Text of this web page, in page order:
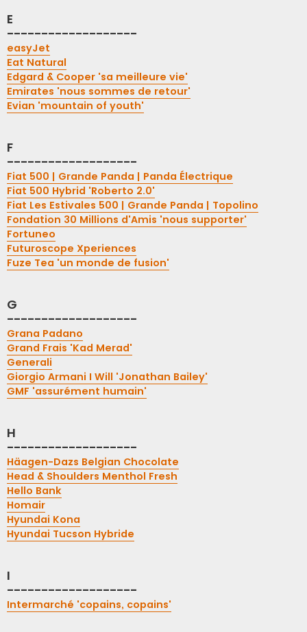
E
-------------------
easyJet
Eat Natural
Edgard & Cooper 'sa meilleure vie'
Emirates 'nous sommes de retour'
Evian 'mountain of youth'
F
-------------------
Fiat 500 | Grande Panda | Panda Électrique
Fiat 500 Hybrid 'Roberto 2.0'
Fiat Les Estivales 500 | Grande Panda | Topolino
Fondation 30 Millions d'Amis 'nous supporter'
Fortuneo
Futuroscope Xperiences
Fuze Tea 'un monde de fusion'
G
-------------------
Grana Padano
Grand Frais 'Kad Merad'
Generali
Giorgio Armani I Will 'Jonathan Bailey'
GMF 'assurément humain'
H
-------------------
Häagen-Dazs Belgian Chocolate
Head & Shoulders Menthol Fresh
Hello Bank
Homair
Hyundai Kona
Hyundai Tucson Hybride
I
-------------------
Intermarché 'copains, copains'